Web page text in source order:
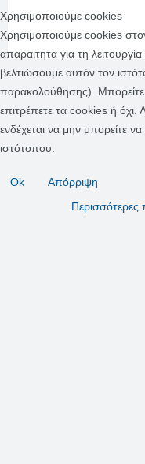
Χρησιμοποιούμε cookies
Χρησιμοποιούμε cookies
απαραίτητα για τη
βελτιώσουμε αυτόν τον
παρακολούθησης). Μπορείτε
επιτρέπετε τα cookies ή όχι.
ενδέχεται να μην μπορείτε να
ιστότοπου.
Ok
Απόρριψη
Περισσότερες